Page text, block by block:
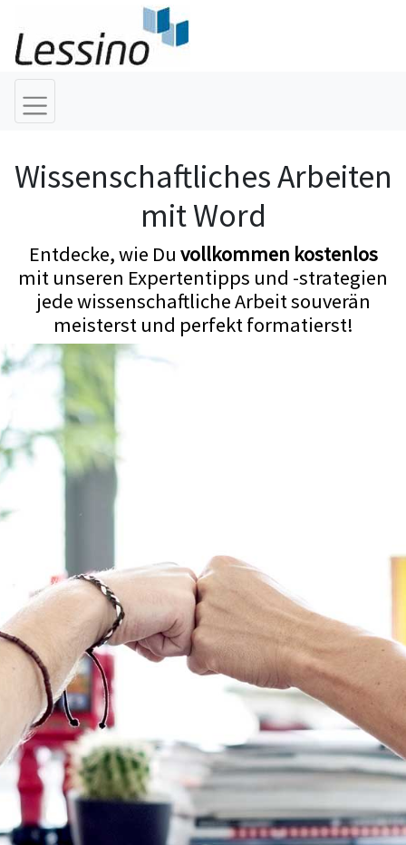
Wissenschaftliches Arbeiten
mit Word
Entdecke, wie Du vollkommen kostenlos
mit unseren Expertentipps und -strategien
jede wissenschaftliche Arbeit souverän
meisterst und perfekt formatierst!